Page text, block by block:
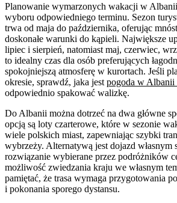
Planowanie wymarzonych wakacji w
wyboru odpowiedniego terminu. Sezon
trwa od maja do października, oferując
doskonałe warunki do kąpieli. Największe
lipiec i sierpień, natomiast maj, czerwiec,
to idealny czas dla osób preferujących
spokojniejszą atmosferę w kurortach. Jeśli
okresie, sprawdź, jaka jest pogoda w Albanii
odpowiednio spakować walizkę.
Do Albanii można dotrzeć na dwa główne
opcją są loty czarterowe, które w sezonie
wiele polskich miast, zapewniając szybki
wybrzeży. Alternatywą jest dojazd własnym
rozwiązanie wybierane przez podróżników
możliwość zwiedzania kraju we własnym
pamiętać, że trasa wymaga przygotowania
i pokonania sporego dystansu.